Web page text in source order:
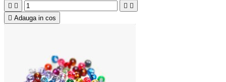
   
 Adauga in cos